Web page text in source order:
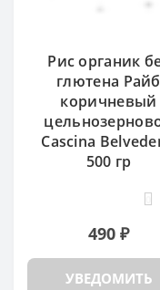
Рис органик
глютена Райб
коричневый
Cascina
500 гр
490 ₽
УВЕДОМИТЬ